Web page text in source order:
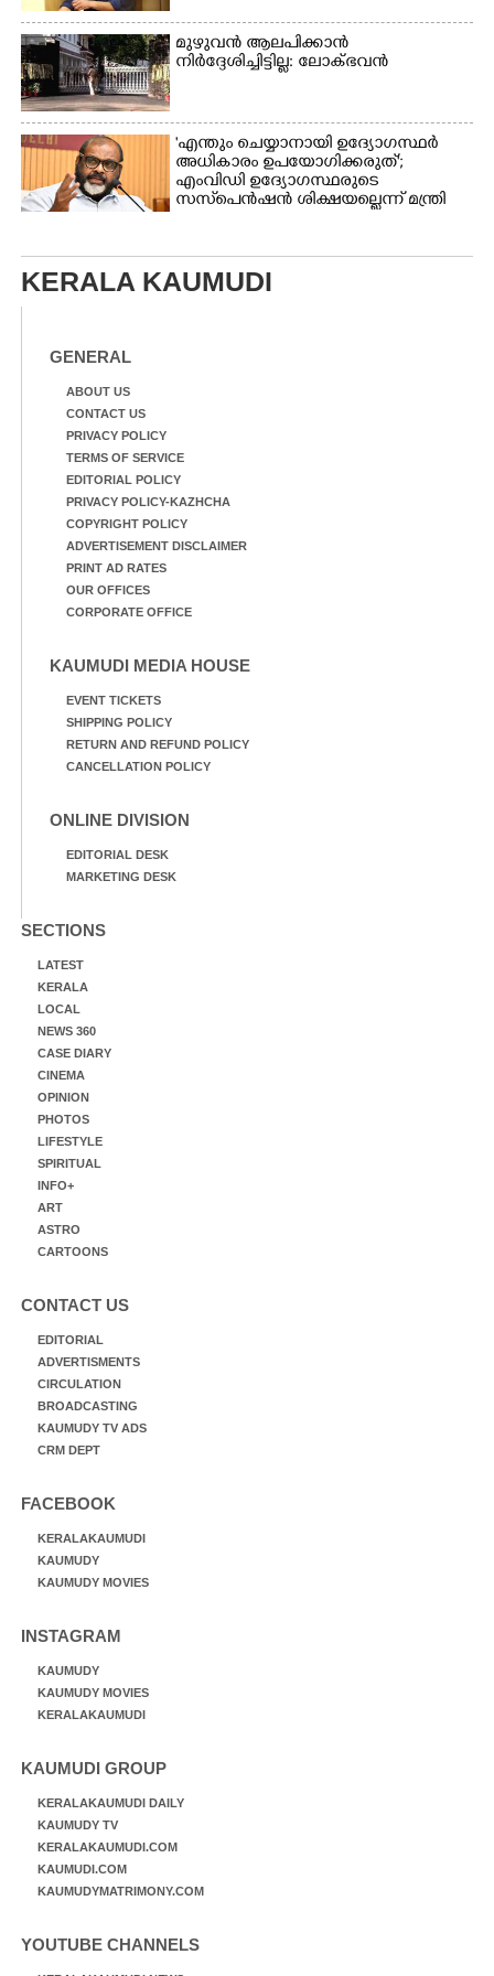
മുഴുവൻ ആലപിക്കാൻ
നിർദ്ദേശിച്ചിട്ടില്ല: ലോക്ഭവൻ
'എന്തും ചെയ്യാനായി ഉദ്യോഗസ്ഥർ
അധികാരം ഉപയോഗിക്കരുത്';
എംവിഡി ഉദ്യോഗസ്ഥരുടെ
സസ്‌പെൻഷൻ ശിക്ഷയല്ലെന്ന് മന്ത്രി
KERALA KAUMUDI
GENERAL
ABOUT US
CONTACT US
PRIVACY POLICY
TERMS OF SERVICE
EDITORIAL POLICY
PRIVACY POLICY-KAZHCHA
COPYRIGHT POLICY
ADVERTISEMENT DISCLAIMER
PRINT AD RATES
OUR OFFICES
CORPORATE OFFICE
KAUMUDI MEDIA HOUSE
EVENT TICKETS
SHIPPING POLICY
RETURN AND REFUND POLICY
CANCELLATION POLICY
ONLINE DIVISION
EDITORIAL DESK
MARKETING DESK
SECTIONS
LATEST
KERALA
LOCAL
NEWS 360
CASE DIARY
CINEMA
OPINION
PHOTOS
LIFESTYLE
SPIRITUAL
INFO+
ART
ASTRO
CARTOONS
CONTACT US
EDITORIAL
ADVERTISMENTS
CIRCULATION
BROADCASTING
KAUMUDY TV ADS
CRM DEPT
FACEBOOK
KERALAKAUMUDI
KAUMUDY
KAUMUDY MOVIES
INSTAGRAM
KAUMUDY
KAUMUDY MOVIES
KERALAKAUMUDI
KAUMUDI GROUP
KERALAKAUMUDI DAILY
KAUMUDY TV
KERALAKAUMUDI.COM
KAUMUDI.COM
KAUMUDYMATRIMONY.COM
YOUTUBE CHANNELS